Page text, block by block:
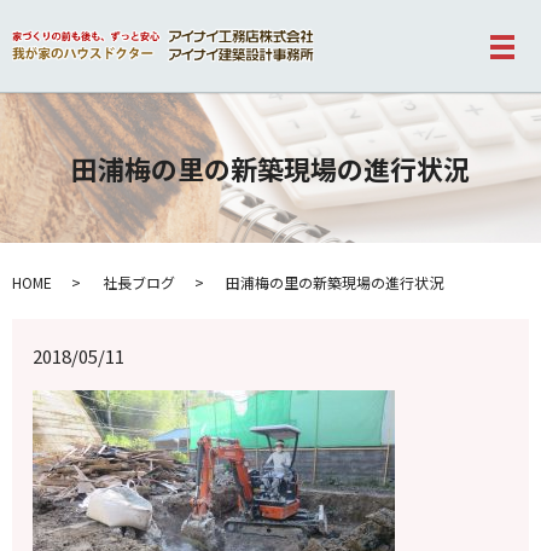
メ
田浦梅の里の新築現場の進行状況
HOME 社長ブログ 田浦梅の里の新築現場の進行状況
2018/05/11